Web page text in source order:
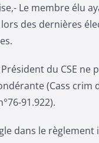
Le membre élu
des dernières
du CSE ne
(Cass crim
91.922).
dans le